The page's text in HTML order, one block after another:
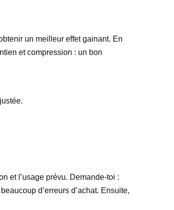
un meilleur effet gainant. En
et compression : un bon
et l’usage prévu. Demande-toi :
d’erreurs d’achat. Ensuite,